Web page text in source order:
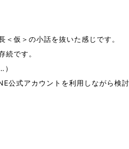
＜仮＞の小話を抜いた感じです。
続です。
公式アカウントを利用しながら検